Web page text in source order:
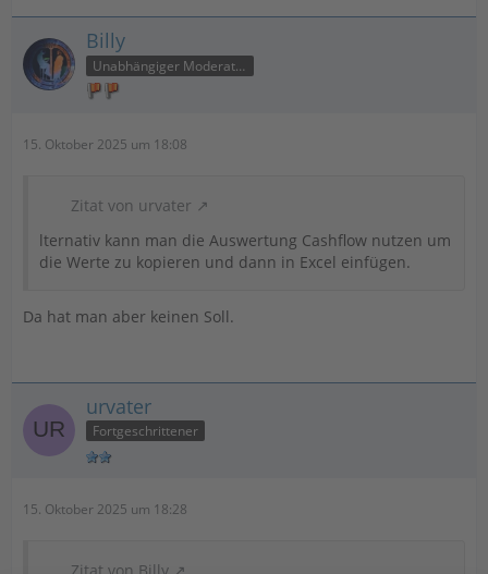
Billy
Unabhängiger Moderator
15. Oktober 2025 um 18:08
Zitat von urvater
lternativ kann man die Auswertung Cashflow nutzen um
die Werte zu kopieren und dann in Excel einfügen.
Da hat man aber keinen Soll.
urvater
Fortgeschrittener
15. Oktober 2025 um 18:28